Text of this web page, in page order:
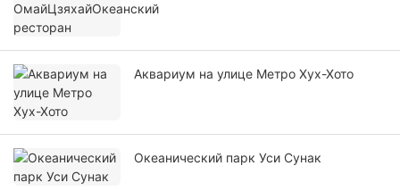
Аквариум на улице Метро Хух-Хото
Океанический парк Уси Сунак